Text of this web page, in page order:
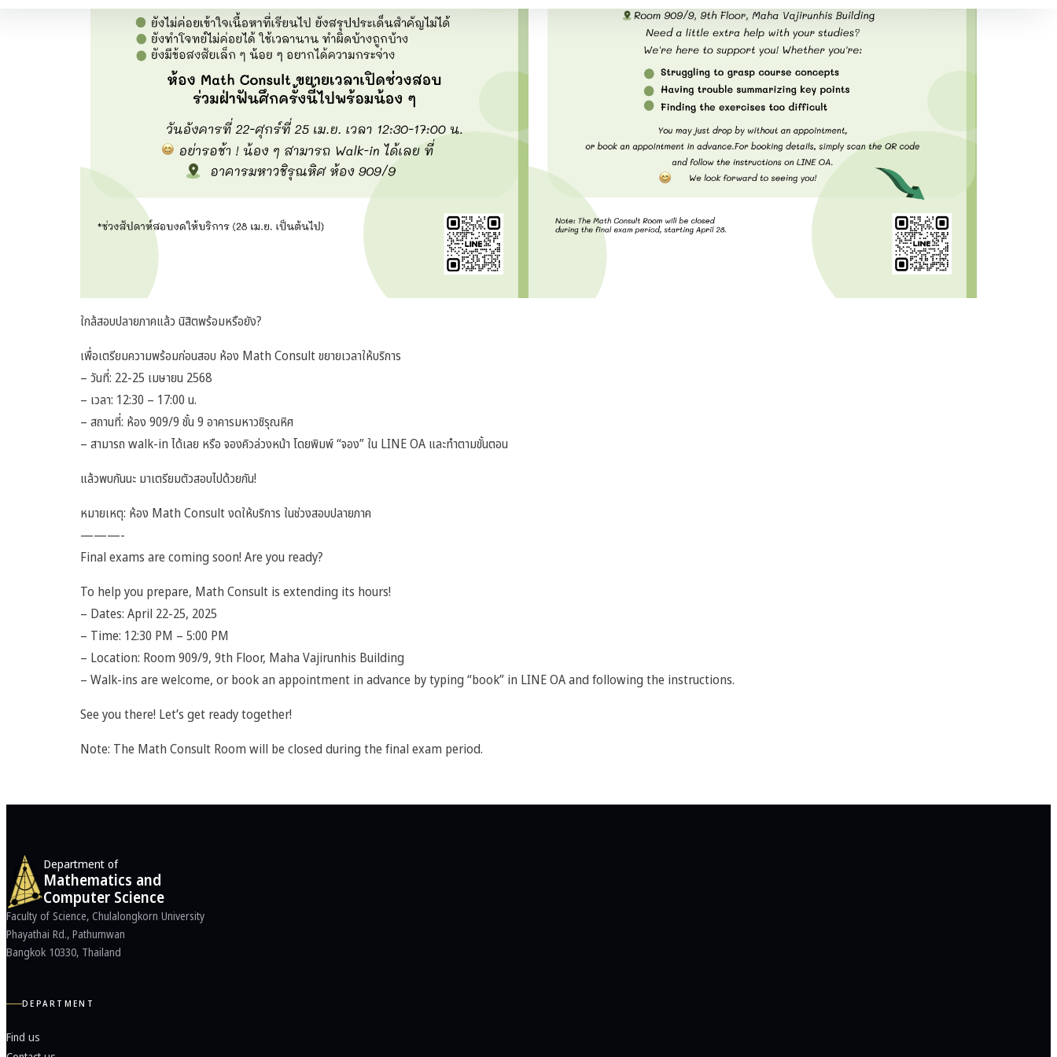
ใกล้สอบปลายภาคแล้ว นิสิตพร้อมหรือยัง?
เพื่อเตรียมความพร้อมก่อนสอบ ห้อง Math Consult ขยายเวลาให้บริการ
– วันที่: 22-25 เมษายน 2568
– เวลา: 12:30 – 17:00 น.
– สถานที่: ห้อง 909/9 ชั้น 9 อาคารมหาวชิรุณหิศ
– สามารถ walk-in ได้เลย หรือ จองคิวล่วงหน้า โดยพิมพ์ “จอง” ใน LINE OA และทำตามขั้นตอน
แล้วพบกันนะ มาเตรียมตัวสอบไปด้วยกัน!
หมายเหตุ: ห้อง Math Consult งดให้บริการ ในช่วงสอบปลายภาค
———-
Final exams are coming soon! Are you ready?
To help you prepare, Math Consult is extending its hours!
– Dates: April 22-25, 2025
– Time: 12:30 PM – 5:00 PM
– Location: Room 909/9, 9th Floor, Maha Vajirunhis Building
– Walk-ins are welcome, or book an appointment in advance by typing “book” in LINE OA and following the instructions.
See you there! Let’s get ready together!
Note: The Math Consult Room will be closed during the final exam period.
Department of
Mathematics and
Computer Science
Faculty of Science, Chulalongkorn University
Phayathai Rd., Pathumwan
Bangkok 10330, Thailand
DEPARTMENT
Find us